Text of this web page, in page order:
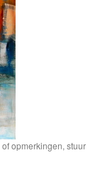
opmerkingen, stuur